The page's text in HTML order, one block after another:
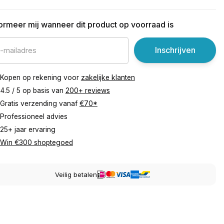
mij wanneer dit product op voorraad is
Inschrijven
Kopen op rekening voor zakelijke klanten
4.5 / 5 op basis van 200+ reviews
Gratis verzending vanaf €70*
Professioneel advies
25+ jaar ervaring
Win €300 shoptegoed
Veilig betalen